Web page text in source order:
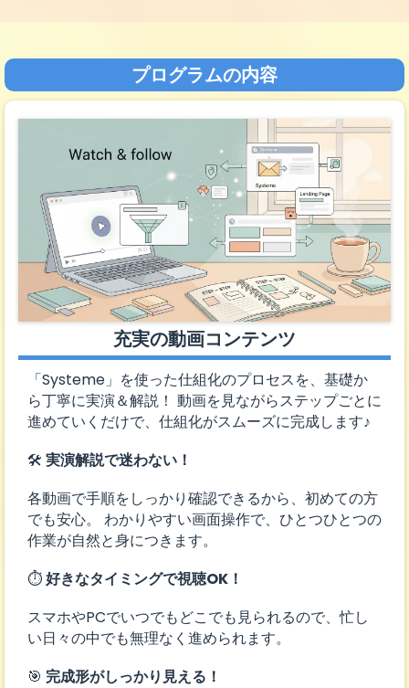
プログラムの内容
充実の動画コンテンツ
「Systeme」を使った仕組化のプロセスを、基礎か
ら丁寧に実演＆解説！ 動画を見ながらステップごとに
進めていくだけで、仕組化がスムーズに完成します♪
🛠 実演解説で迷わない！
各動画で手順をしっかり確認できるから、初めての方
でも安心。 わかりやすい画面操作で、ひとつひとつの
作業が自然と身につきます。
⏱好きなタイミングで視聴OK！
スマホやPCでいつでもどこでも見られるので、忙し
い日々の中でも無理なく進められます。
🎯 完成形がしっかり見える！